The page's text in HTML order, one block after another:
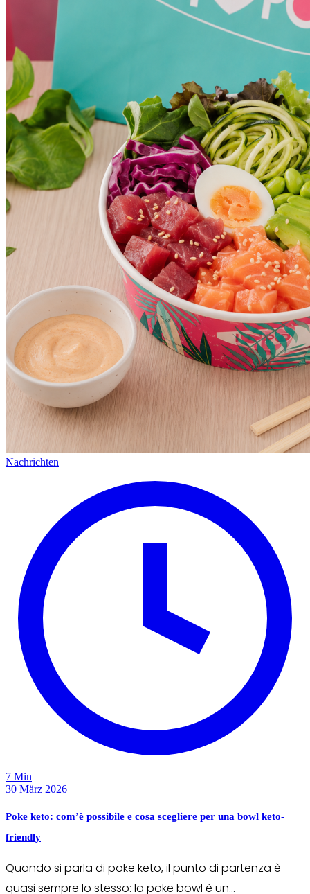
Nachrichten
7 Min
30 März 2026
Poke keto: com’è possibile e cosa scegliere per una bowl keto-
friendly
Quando si parla di poke keto, il punto di partenza è
quasi sempre lo stesso: la poke bowl è un...